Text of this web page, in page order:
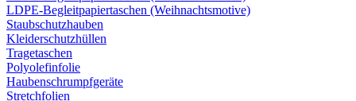
LDPE-Begleitpapiertaschen (Weihnachtsmotive)
Staubschutzhauben
Kleiderschutzhüllen
Tragetaschen
Polyolefinfolie
Haubenschrumpfgeräte
Stretchfolien